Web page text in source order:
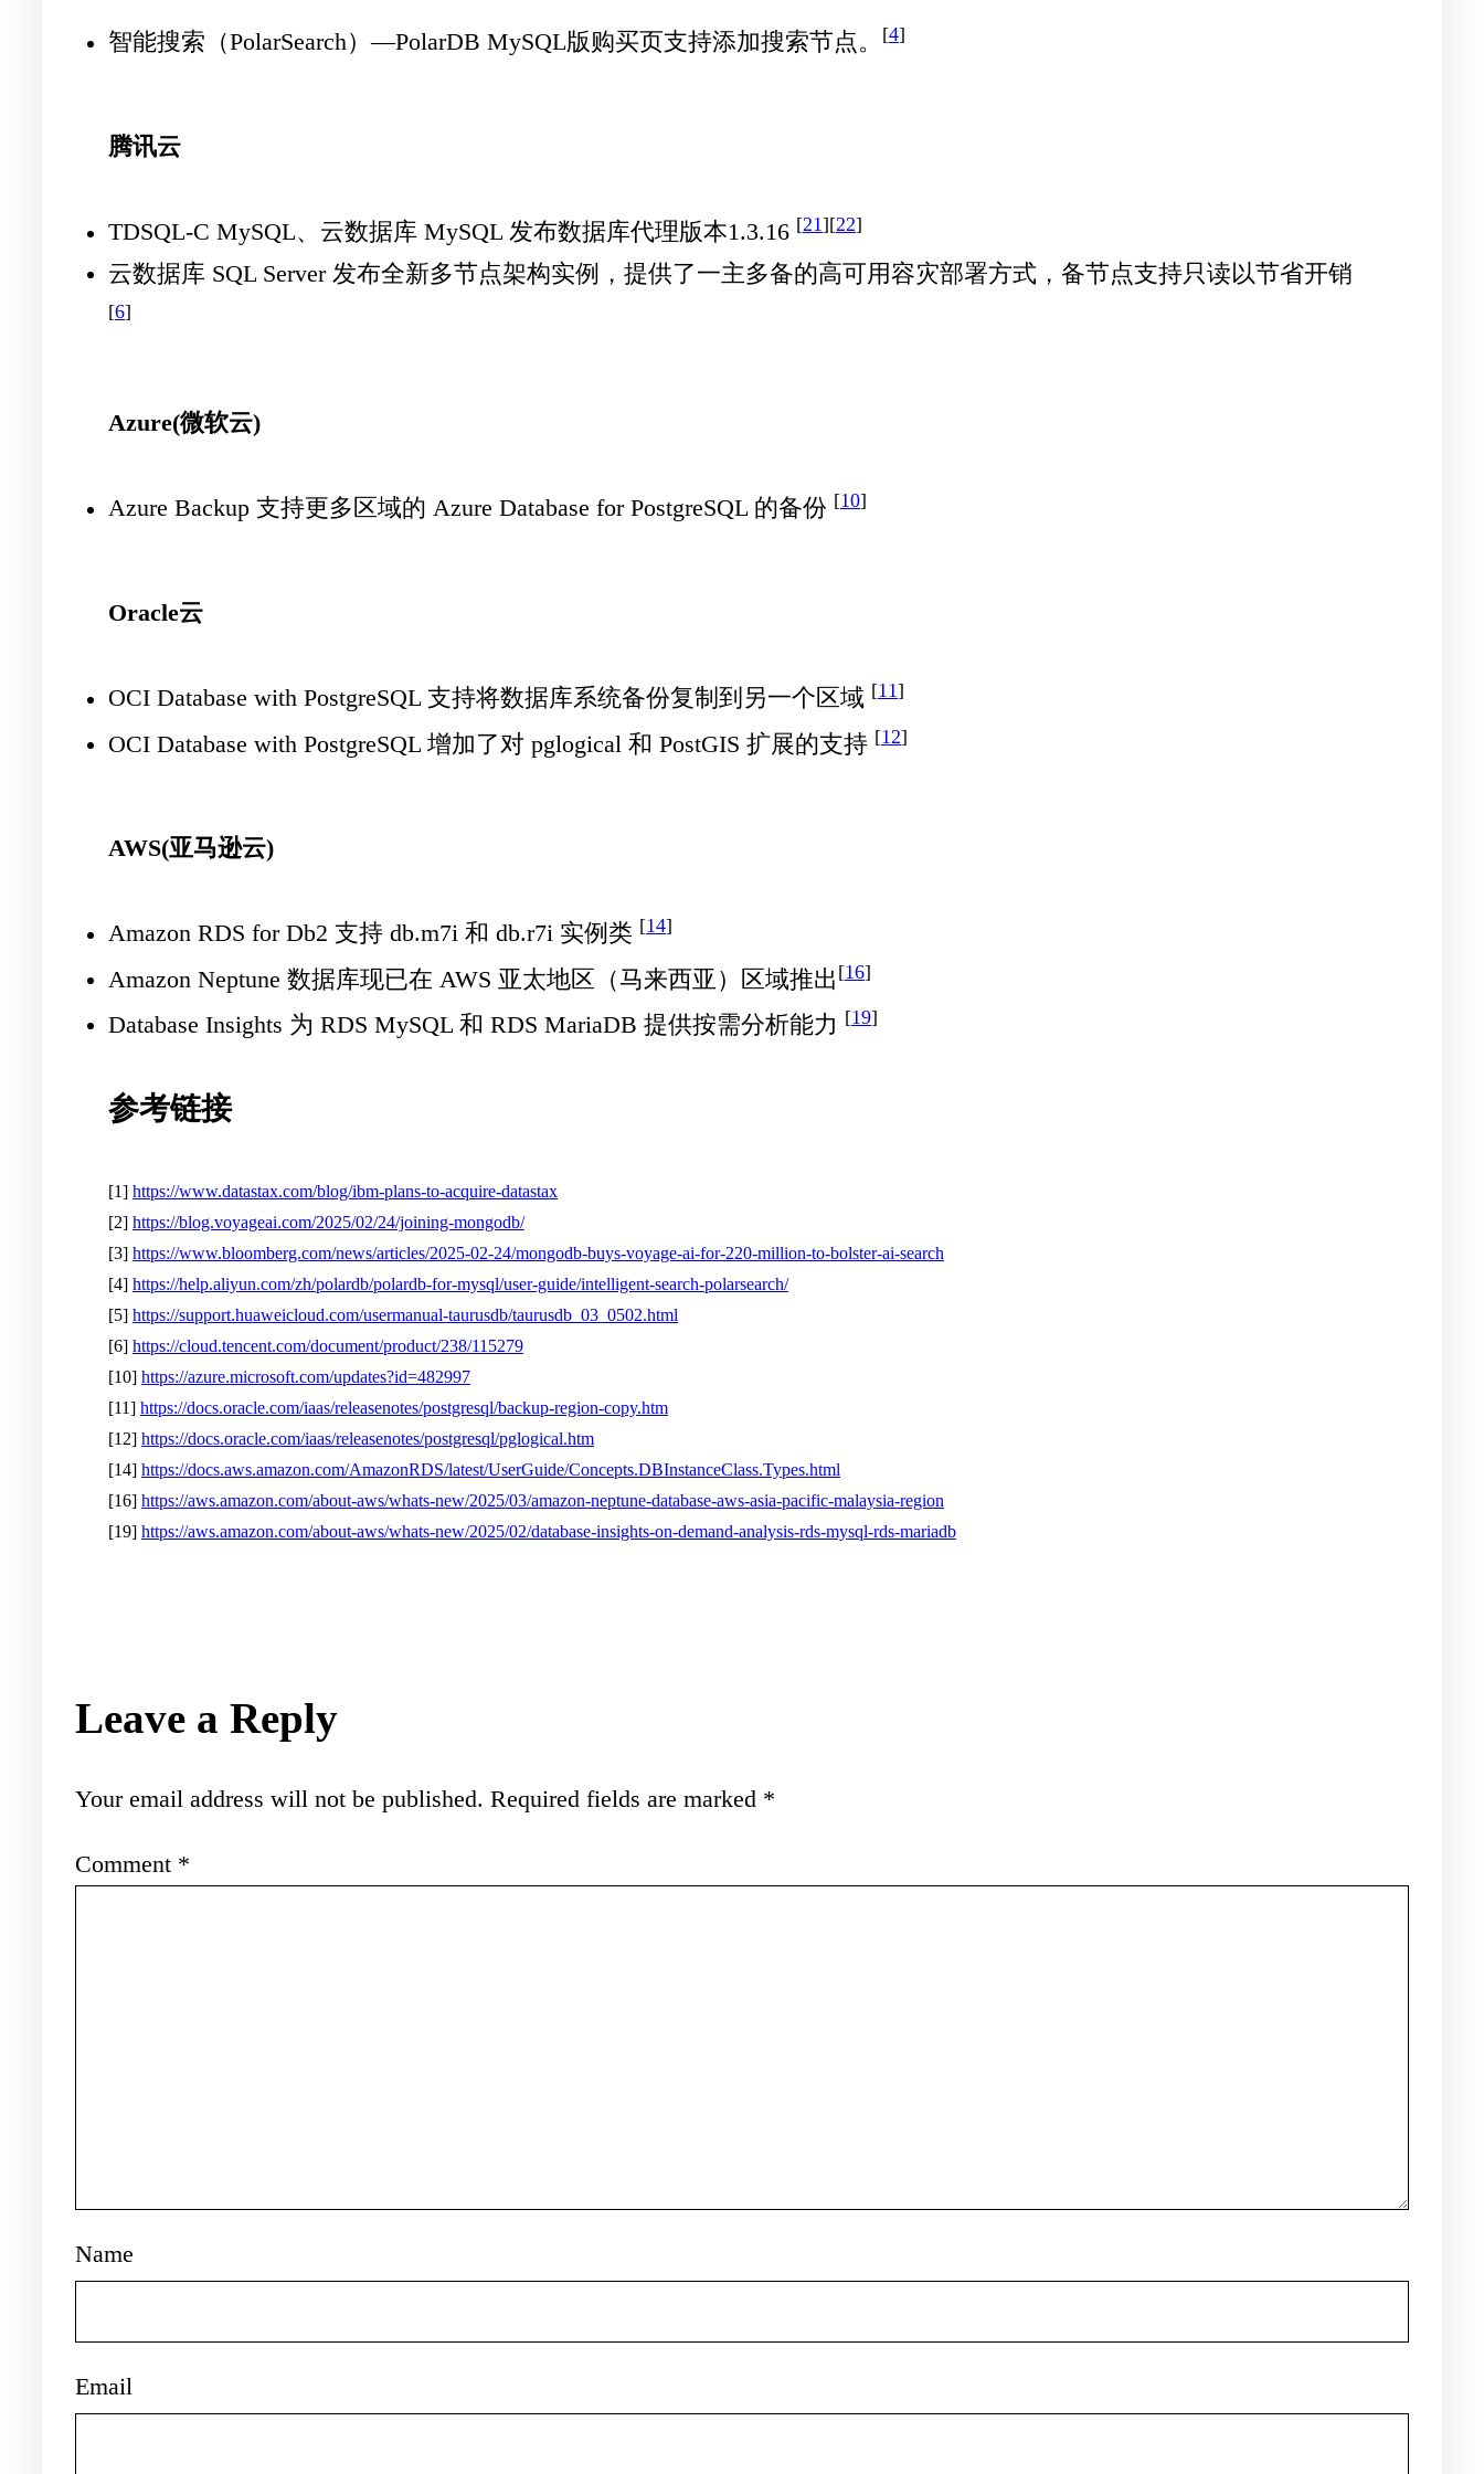
智能搜索（PolarSearch）—PolarDB MySQL版购买页支持添加搜索节点。 [4]
腾讯云
TDSQL-C MySQL、云数据库 MySQL 发布数据库代理版本1.3.16 [21][22]
云数据库 SQL Server 发布全新多节点架构实例，提供了一主多备的高可用容灾部署方式，备节点支持只读以节省开销
[6]
Azure(微软云)
Azure Backup 支持更多区域的 Azure Database for PostgreSQL 的备份 [10]
Oracle云
OCI Database with PostgreSQL 支持将数据库系统备份复制到另一个区域 [11]
OCI Database with PostgreSQL 增加了对 pglogical 和 PostGIS 扩展的支持 [12]
AWS(亚马逊云)
Amazon RDS for Db2 支持 db.m7i 和 db.r7i 实例类 [14]
Amazon Neptune 数据库现已在 AWS 亚太地区（马来西亚）区域推出 [16]
Database Insights 为 RDS MySQL 和 RDS MariaDB 提供按需分析能力 [19]
参考链接
[1] https://www.datastax.com/blog/ibm-plans-to-acquire-datastax
[2] https://blog.voyageai.com/2025/02/24/joining-mongodb/
[3] https://www.bloomberg.com/news/articles/2025-02-24/mongodb-buys-voyage-ai-for-220-million-to-bolster-ai-search
[4] https://help.aliyun.com/zh/polardb/polardb-for-mysql/user-guide/intelligent-search-polarsearch/
[5] https://support.huaweicloud.com/usermanual-taurusdb/taurusdb_03_0502.html
[6] https://cloud.tencent.com/document/product/238/115279
[10] https://azure.microsoft.com/updates?id=482997
[11] https://docs.oracle.com/iaas/releasenotes/postgresql/backup-region-copy.htm
[12] https://docs.oracle.com/iaas/releasenotes/postgresql/pglogical.htm
[14] https://docs.aws.amazon.com/AmazonRDS/latest/UserGuide/Concepts.DBInstanceClass.Types.html
[16] https://aws.amazon.com/about-aws/whats-new/2025/03/amazon-neptune-database-aws-asia-pacific-malaysia-region
[19] https://aws.amazon.com/about-aws/whats-new/2025/02/database-insights-on-demand-analysis-rds-mysql-rds-mariadb
Leave a Reply
Your email address will not be published. Required fields are marked *
Comment *
Name
Email